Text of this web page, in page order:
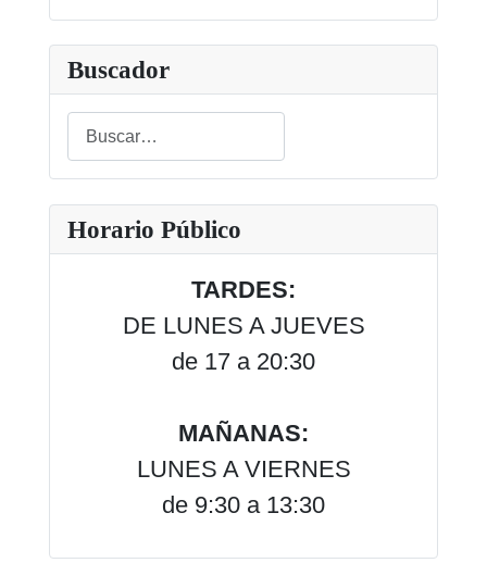
Buscador
Buscar
Type 2 or more characters for results.
Horario Público
TARDES:
DE LUNES A JUEVES
de 17 a 20:30
MAÑANAS:
LUNES A VIERNES
de 9:30 a 13:30